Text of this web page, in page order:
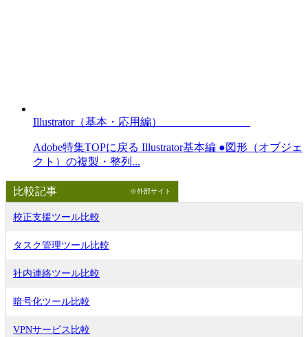
Illustrator（基本・応用編）
Adobe特集TOPに戻る Illustrator基本編 ●図形（オブジェ
クト）の複製・整列...
比較記事 ※外部サイト
校正支援ツール比較
タスク管理ツール比較
社内連絡ツール比較
暗号化ツール比較
VPNサービス比較